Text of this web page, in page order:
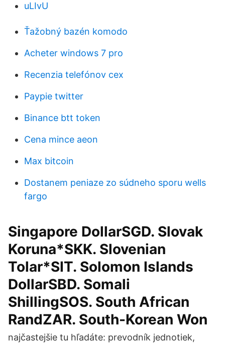
uLIvU
Ťažobný bazén komodo
Acheter windows 7 pro
Recenzia telefónov cex
Paypie twitter
Binance btt token
Cena mince aeon
Max bitcoin
Dostanem peniaze zo súdneho sporu wells
fargo
Singapore DollarSGD. Slovak
Koruna*SKK. Slovenian
Tolar*SIT. Solomon Islands
DollarSBD. Somali
ShillingSOS. South African
RandZAR. South-Korean Won
najčastejšie tu hľadáte: prevodník jednotiek,